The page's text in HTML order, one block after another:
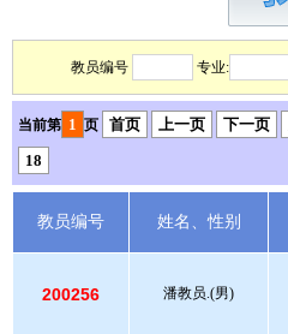
教员编号 专业:
当前第 1 页 首页 上一页 下一页
18
教员编号 姓名、性别
200256 潘教员.(男)